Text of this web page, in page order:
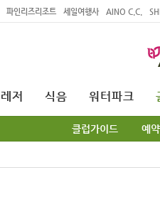
파인리즈리조트 세일여행사 AINO C.C.
레저 식음 워터파크
클럽가이드 예